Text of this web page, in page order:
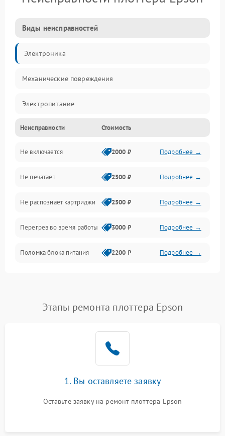
Виды неисправностей
Электроника
Механические повреждения
Электропитание
Работа системы
Механика
Оптика
Программное обеспечение
Корпус/Герметичность
Интерфейсы
Неисправности Стоимость
Не включается 2000 ₽ Подробнее →
Не печатает 2500 ₽ Подробнее →
Не распознает картриджи 2500 ₽ Подробнее →
Перегрев во время работы 3000 ₽ Подробнее →
Поломка блока питания 2200 ₽ Подробнее →
Этапы ремонта плоттера Epson
1. Вы оставляете заявку
Оставьте заявку на ремонт плоттера Epson